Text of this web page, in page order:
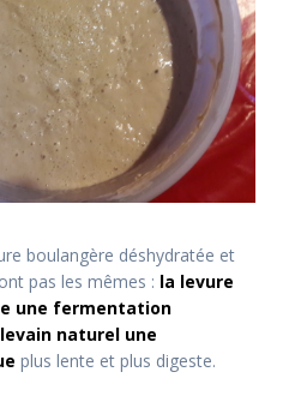
boulangère déshydratée et
pas les mêmes : la levure
une fermentation
naturel une
plus lente et plus digeste.